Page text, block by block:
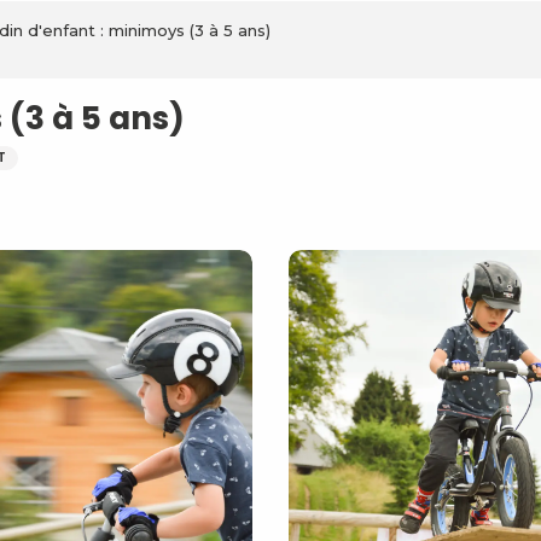
d'enfant : minimoys (3 à 5 ans)
à 5 ans)